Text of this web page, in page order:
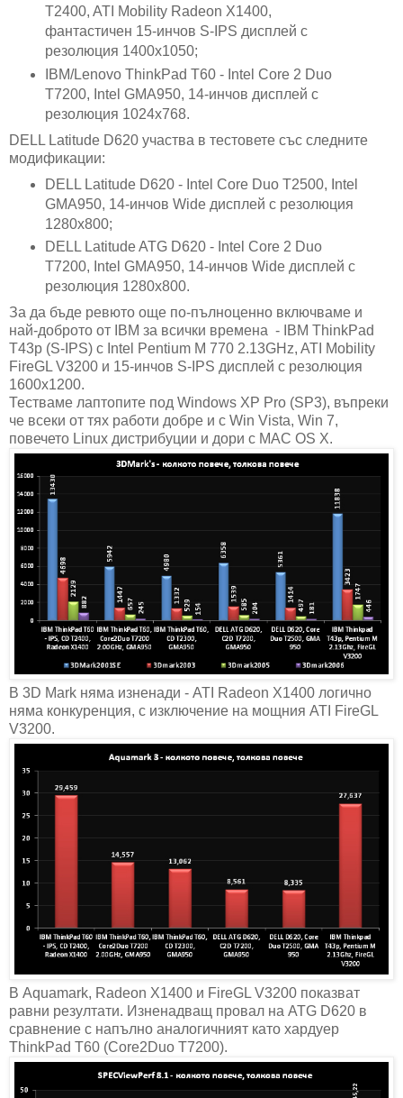
T2400, ATI Mobility Radeon X1400,
фантастичен 15-инчов S-IPS дисплей с
резолюция 1400х1050;
IBM/Lenovo ThinkPad T60 - Intel Core 2 Duo
T7200, Intel GMA950, 14-инчов дисплей с
резолюция 1024х768.
DELL Latitude D620 участва в тестовете със следните
модификации:
DELL Latitude D620 - Intel Core Duo T2500, Intel
GMA950, 14-инчов Wide дисплей с резолюция
1280х800;
DELL Latitude ATG D620 - Intel Core 2 Duo
T7200, Intel GMA950, 14-инчов Wide дисплей с
резолюция 1280х800.
За да бъде ревюто още по-пълноценно включваме и
най-доброто от IBM за всички времена - IBM ThinkPad
T43p (S-IPS) с Intel Pentium M 770 2.13GHz, ATI Mobility
FireGL V3200 и 15-инчов S-IPS дисплей с резолюция
1600х1200.
Тестваме лаптопите под Windows XP Pro (SP3), въпреки
че всеки от тях работи добре и с Win Vista, Win 7,
повечето Linux дистрибуции и дори с MAC OS X.
В 3D Mark няма изненади - ATI Radeon X1400 логично
няма конкуренция, с изключение на мощния ATI FireGL
V3200.
В Aquamark, Radeon X1400 и FireGL V3200 показват
равни резултати. Изненадващ провал на ATG D620 в
сравнение с напълно аналогичният като хардуер
ThinkPad T60 (Core2Duo T7200).